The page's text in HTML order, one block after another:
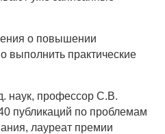
о повышении
выполнить практические
наук, профессор С.В.
публикаций по проблемам
лауреат премии